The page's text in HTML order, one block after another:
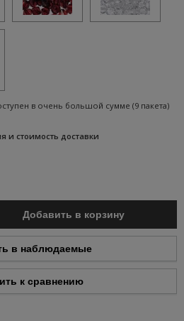
в очень большой сумме (9 пакета)
и стоимость доставки
Добавить в корзину
в наблюдаемые
к сравнению